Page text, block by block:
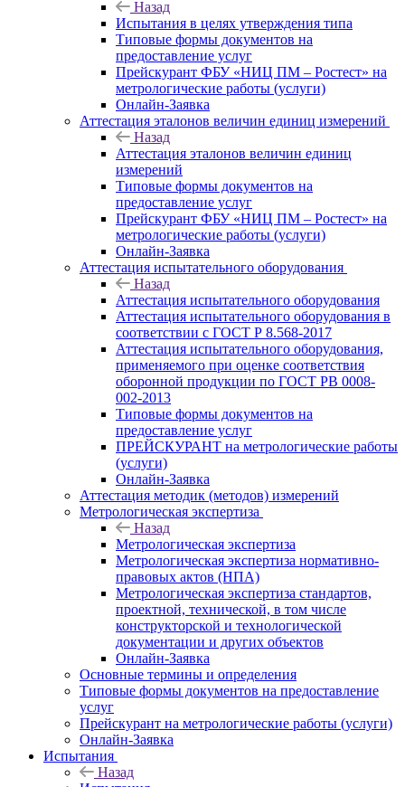
Назад
Испытания в целях утверждения типа
Типовые формы документов на
предоставление услуг
Прейскурант ФБУ «НИЦ ПМ – Ростест» на
метрологические работы (услуги)
Онлайн-Заявка
Аттестация эталонов величин единиц измерений
Назад
Аттестация эталонов величин единиц
измерений
Типовые формы документов на
предоставление услуг
Прейскурант ФБУ «НИЦ ПМ – Ростест» на
метрологические работы (услуги)
Онлайн-Заявка
Аттестация испытательного оборудования
Назад
Аттестация испытательного оборудования
Аттестация испытательного оборудования в
соответствии с ГОСТ Р 8.568-2017
Аттестация испытательного оборудования,
применяемого при оценке соответствия
оборонной продукции по ГОСТ РВ 0008-
002-2013
Типовые формы документов на
предоставление услуг
ПРЕЙСКУРАНТ на метрологические работы
(услуги)
Онлайн-Заявка
Аттестация методик (методов) измерений
Метрологическая экспертиза
Назад
Метрологическая экспертиза
Метрологическая экспертиза нормативно-
правовых актов (НПА)
Метрологическая экспертиза стандартов,
проектной, технической, в том числе
конструкторской и технологической
документации и других объектов
Онлайн-Заявка
Основные термины и определения
Типовые формы документов на предоставление
услуг
Прейскурант на метрологические работы (услуги)
Онлайн-Заявка
Испытания
Назад